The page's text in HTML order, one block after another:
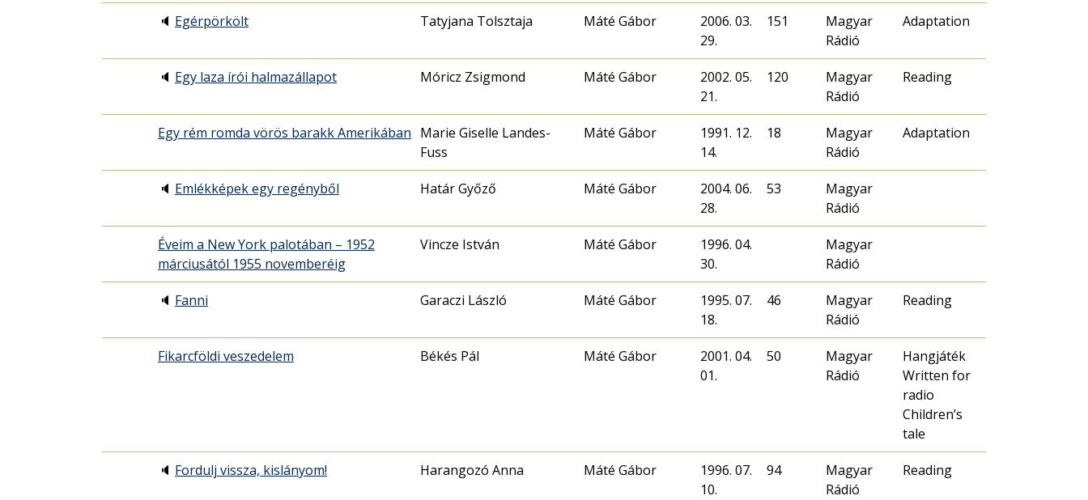
🔈 Egérpörkölt Tatyjana Tolsztaja Máté Gábor
2006. 03.
29.
151
Magyar
Rádió
Adaptation
🔈 Egy laza írói halmazállapot Móricz Zsigmond Máté Gábor
2002. 05.
21.
120
Magyar
Rádió
Reading
Egy rém romda vörös barakk Amerikában Marie Giselle Landes-
Fuss
Máté Gábor
1991. 12.
14.
18
Magyar
Rádió
Adaptation
🔈 Emlékképek egy regényből Határ Győző Máté Gábor
2004. 06.
28.
53
Magyar
Rádió
Éveim a New York palotában – 1952
márciusától 1955 novemberéig
Vincze István Máté Gábor
1996. 04.
30.
Magyar
Rádió
🔈 Fanni Garaczi László Máté Gábor
1995. 07.
18.
46
Magyar
Rádió
Reading
Fikarcföldi veszedelem Békés Pál Máté Gábor
2001. 04.
01.
50
Magyar
Rádió
Hangjáték
Written for
radio
Children’s
tale
🔈 Fordulj vissza, kislányom! Harangozó Anna Máté Gábor
1996. 07.
10.
94
Magyar
Rádió
Reading